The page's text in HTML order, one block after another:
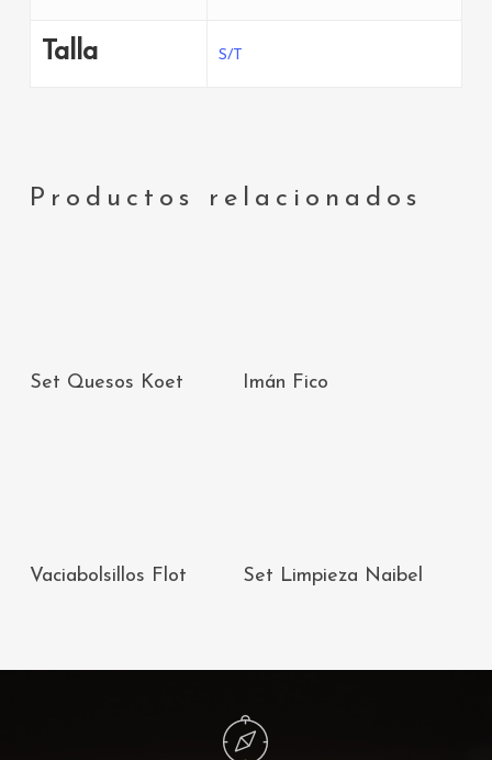
Talla S/T
Productos relacionados
AÑADIR AL
Set Quesos Koet
AÑADIR AL
Imán Fico
AÑADIR AL
Vaciabolsillos Flot
AÑADIR AL
CARRITO
Set Limpieza Naibel